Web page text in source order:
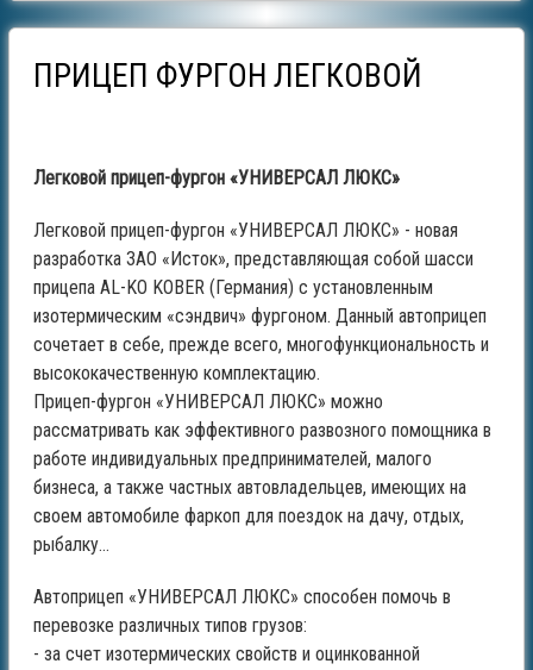
ПРИЦЕП ФУРГОН ЛЕГКОВОЙ
Легковой прицеп-фургон «УНИВЕРСАЛ ЛЮКС»
Легковой прицеп-фургон «УНИВЕРСАЛ ЛЮКС» - новая
разработка ЗАО «Исток», представляющая собой шасси
прицепа AL-KO KOBER (Германия) с установленным
изотермическим «сэндвич» фургоном. Данный автоприцеп
сочетает в себе, прежде всего, многофункциональность и
высококачественную комплектацию.
Прицеп-фургон «УНИВЕРСАЛ ЛЮКС» можно
рассматривать как эффективного развозного помощника в
работе индивидуальных предпринимателей, малого
бизнеса, а также частных автовладельцев, имеющих на
своем автомобиле фаркоп для поездок на дачу, отдых,
рыбалку…
Автоприцеп «УНИВЕРСАЛ ЛЮКС» способен помочь в
перевозке различных типов грузов:
- за счет изотермических свойств и оцинкованной